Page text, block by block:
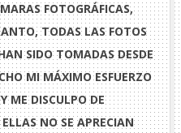
FOTOGRÁFICAS,
TODAS LAS FOTOS
SIDO TOMADAS DESDE
MI MÁXIMO ESFUERZO
ME DISCULPO DE
NO SE APRECIAN